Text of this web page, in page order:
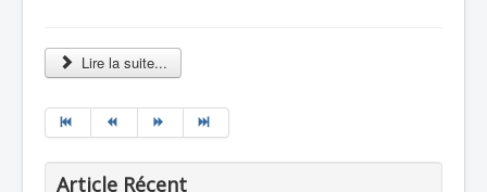
Lire la suite...
Article Récent